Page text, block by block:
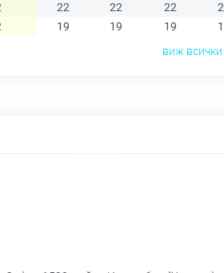
22 22 22
19 19 19
виж всички